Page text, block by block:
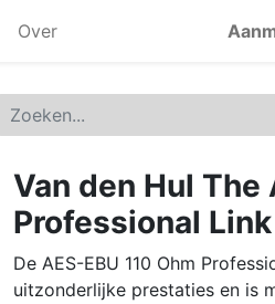
Over
Van den Hul The
Professional
De AES-EBU 110 Ohm
uitzonderlijke prestaties en is